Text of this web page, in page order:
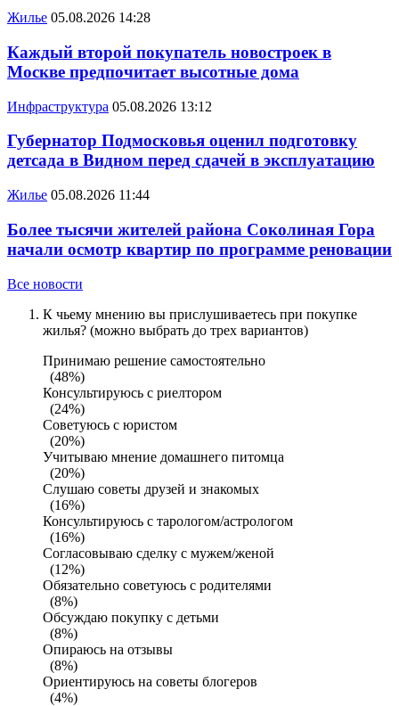
Жилье 05.08.2026 14:28
Каждый второй покупатель новостроек в
Москве предпочитает высотные дома
Инфраструктура 05.08.2026 13:12
Губернатор Подмосковья оценил подготовку
детсада в Видном перед сдачей в эксплуатацию
Жилье 05.08.2026 11:44
Более тысячи жителей района Соколиная Гора
начали осмотр квартир по программе реновации
Все новости
К чьему мнению вы прислушиваетесь при покупке
жилья? (можно выбрать до трех вариантов)
Принимаю решение самостоятельно
(48%)
Консультируюсь с риелтором
(24%)
Советуюсь с юристом
(20%)
Учитываю мнение домашнего питомца
(20%)
Слушаю советы друзей и знакомых
(16%)
Консультируюсь с тарологом/астрологом
(16%)
Согласовываю сделку с мужем/женой
(12%)
Обязательно советуюсь с родителями
(8%)
Обсуждаю покупку с детьми
(8%)
Опираюсь на отзывы
(8%)
Ориентируюсь на советы блогеров
(4%)